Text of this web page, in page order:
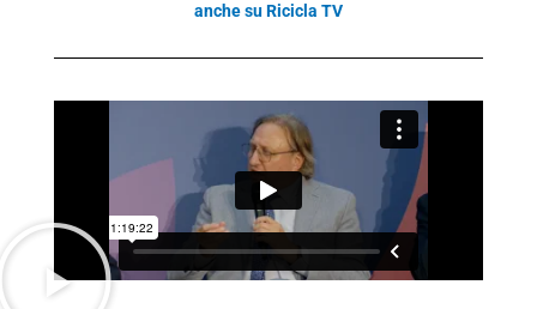
anchesu Ricicla TV